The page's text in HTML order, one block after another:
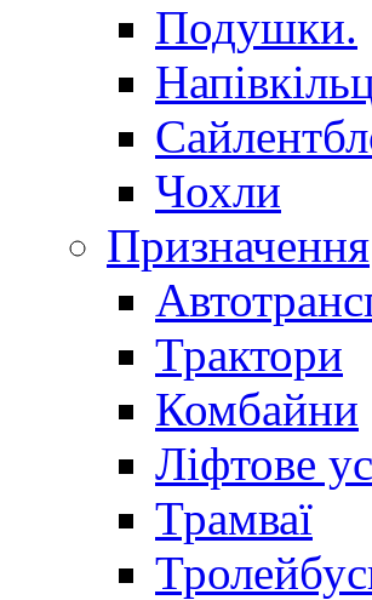
Подушки.
Чохли
Призначення
Трактори
Комбайни
Ліфтове
Трамваї